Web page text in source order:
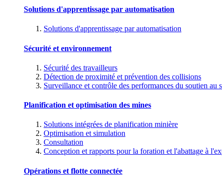
Solutions d'apprentissage par automatisation
Solutions d'apprentissage par automatisation
Sécurité et environnement
Sécurité des travailleurs
Détection de proximité et prévention des collisions
Surveillance et contrôle des performances du soutien au
Planification et optimisation des mines
Solutions intégrées de planification minière
Optimisation et simulation
Consultation
Conception et rapports pour la foration et l'abattage à
Opérations et flotte connectée